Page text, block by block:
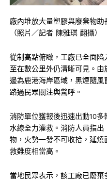
廠內堆放大量塑膠與廢棄物
（照片／記者 陳雅琪 翻攝）
從制高點俯瞰，工廠已全面
至在數公里外仍清晰可見。由
邊為鹿港海岸區域，黑煙隨
路過民眾關注與驚呼。
消防單位獲報後迅速出動10
水線全力灌救。消防人員指
物，火勢一發不可收拾，延
救難度相當高。
當地民眾表示，該工廠已廢